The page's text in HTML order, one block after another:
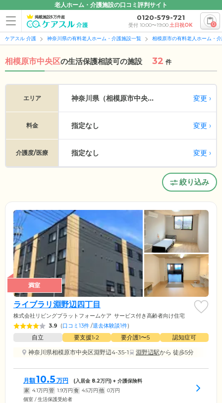
老人ホーム・介護施設の口コミ評判サイト
掲載施設5万件超 0120-579-721
受付 10:00〜19:00土日祝OK 0
ケアスル 介護 神奈川県の有料老人ホーム・介護施設一覧 相模原市の有料老人ホーム・
相模原市中央区の生活保護相談可の施設 32 件
エリア 神奈川県（相模原市中央... 変更
料金 指定なし 変更
介護度/医療 指定なし 変更
絞り込み
満室
ライブラリ淵野辺四丁目
株式会社リビングプラットフォームケア サービス付き高齢者向け住宅
3.9 (口コミ13件 /退去体験談1件)
自立 要支援1•2 要介護1〜5
認知症可
神奈川県相模原市中央区淵野辺4-35-1
淵野辺駅から 徒歩5分
月額10.5 万円 (入居金 8.2万円) + 介護保険料
家 4.1万円 管 1.9万円 食 4.5万円 他 0万円
個室 / 生活保護受給者